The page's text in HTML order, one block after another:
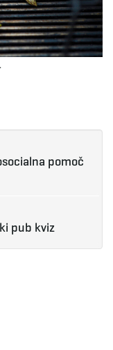
g
pomoč
pub kviz